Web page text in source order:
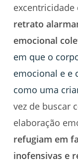
retrato
emocional
em que o
emocional e e
como uma
vez de buscar
elaboração
refugiam em
inofensivas e